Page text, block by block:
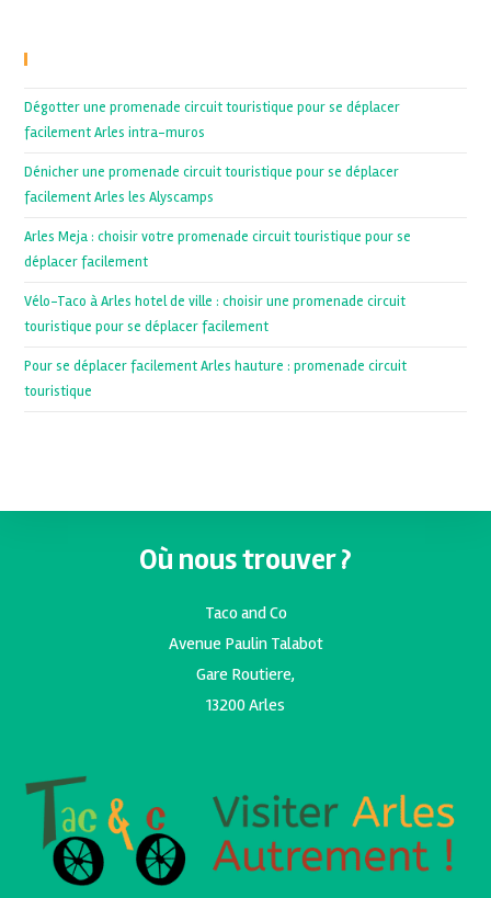
Dégotter une promenade circuit touristique pour se déplacer
facilement Arles intra-muros
Dénicher une promenade circuit touristique pour se déplacer
facilement Arles les Alyscamps
Arles Meja : choisir votre promenade circuit touristique pour se
déplacer facilement
Vélo-Taco à Arles hotel de ville : choisir une promenade circuit
touristique pour se déplacer facilement
Pour se déplacer facilement Arles hauture : promenade circuit
touristique
Où nous trouver ?
Taco and Co
Avenue Paulin Talabot
Gare Routiere,
13200 Arles